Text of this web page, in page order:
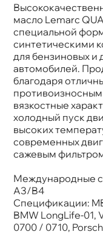
масло Lemarc
специальной
синтетическими
для бензиновых и
автомобилей.
лагодаря
язкостные
холодный пуск
ысоких
современных
сажевым
Международные
A3/B4
Спецификации:
BMW LongLife-01,
0700 / 0710,
язкость
Тип масла
Объем
1л
Артикул
Применение